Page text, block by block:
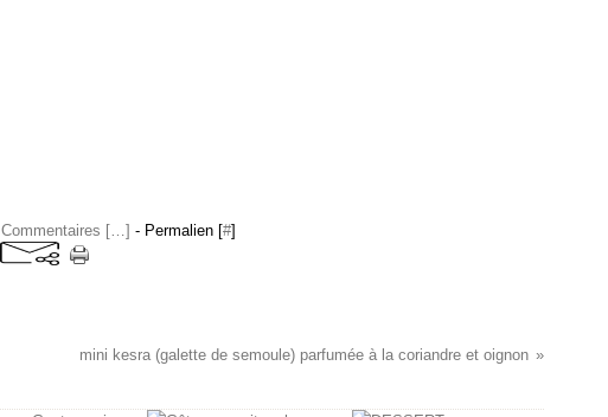
Commentaires […] - Permalien [#]
mini kesra (galette de semoule) parfumée à la coriandre et oignon